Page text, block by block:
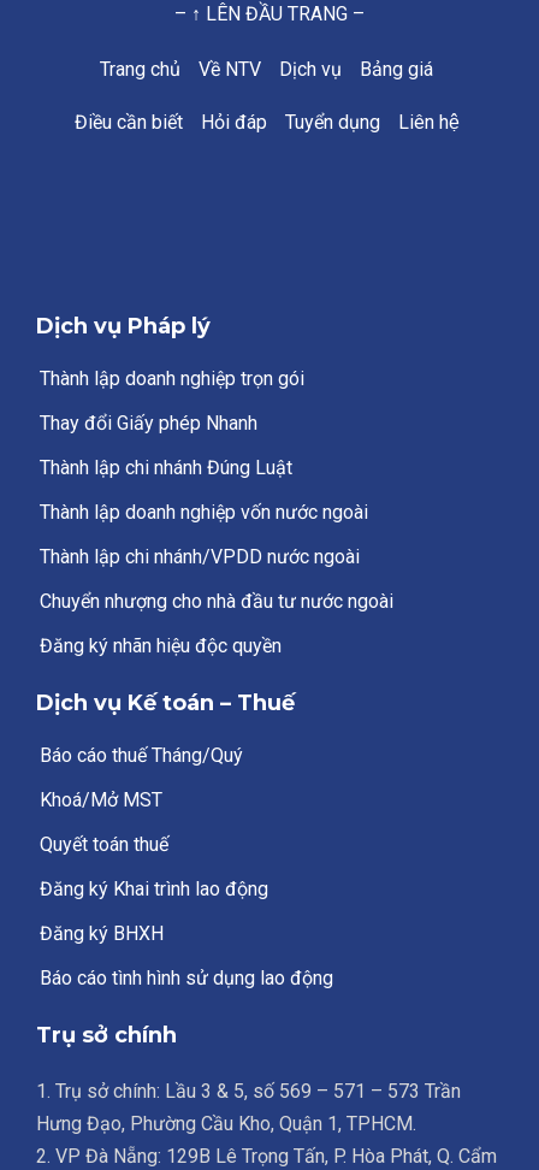
– ↑ LÊN ĐẦU TRANG –
Trang chủ Về NTV Dịch vụ Bảng giá
Điều cần biết Hỏi đáp Tuyển dụng Liên hệ
Dịch vụ Pháp lý
Thành lập doanh nghiệp trọn gói
Thay đổi Giấy phép Nhanh
Thành lập chi nhánh Đúng Luật
Thành lập doanh nghiệp vốn nước ngoài
Thành lập chi nhánh/VPDD nước ngoài
Chuyển nhượng cho nhà đầu tư nước ngoài
Đăng ký nhãn hiệu độc quyền
Dịch vụ Kế toán – Thuế
Báo cáo thuế Tháng/Quý
Khoá/Mở MST
Quyết toán thuế
Đăng ký Khai trình lao động
Đăng ký BHXH
Báo cáo tình hình sử dụng lao động
Trụ sở chính
1. Trụ sở chính: Lầu 3 & 5, số 569 – 571 – 573 Trần
Hưng Đạo, Phường Cầu Kho, Quận 1, TPHCM.
2. VP Đà Nẵng: 129B Lê Trọng Tấn, P. Hòa Phát, Q. Cẩm